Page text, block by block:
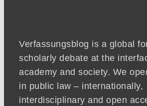
Verfassungsblog is a global
scholarly debate at the
academy and society. We
in public law – internationally,
interdisciplinary and open